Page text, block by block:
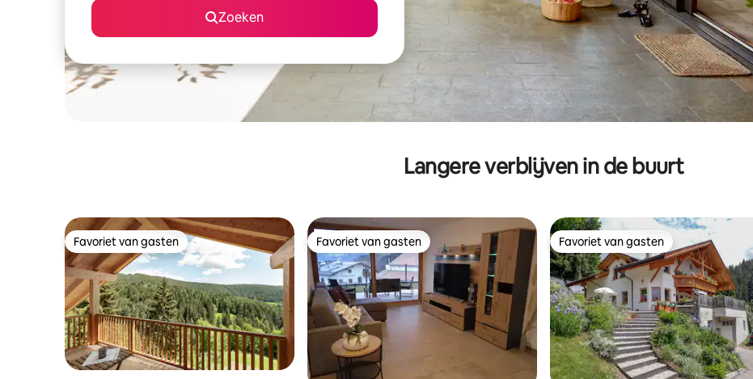
Zoeken
Langere verblijven in de buurt
Favoriet van gasten
Favoriet van gasten Favoriet van gasten
Favoriet van gasten Favoriet van gasten
Favoriet van gasten